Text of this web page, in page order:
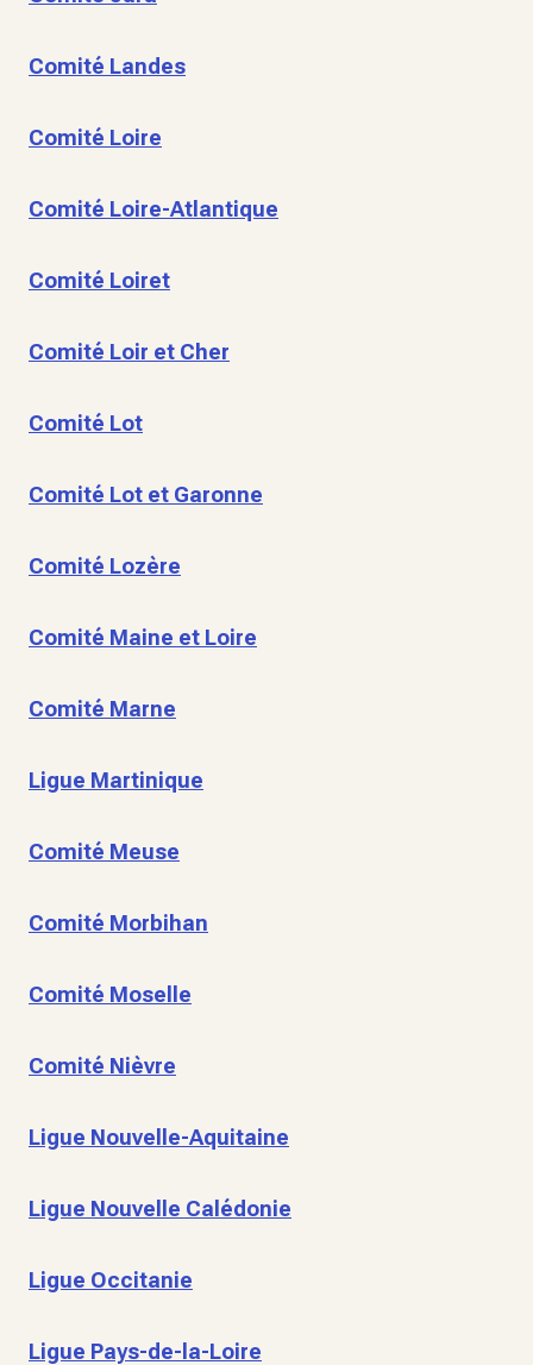
Comité Landes
Comité Loire
Comité Loire-Atlantique
Comité Loiret
Comité Loir et Cher
Comité Lot
Comité Lot et Garonne
Comité Lozère
Comité Maine et Loire
Comité Marne
Ligue Martinique
Comité Meuse
Comité Morbihan
Comité Moselle
Comité Nièvre
Ligue Nouvelle-Aquitaine
Ligue Nouvelle Calédonie
Ligue Occitanie
Ligue Pays-de-la-Loire